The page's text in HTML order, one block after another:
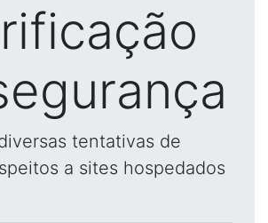
tentativas de
a sites hospedados